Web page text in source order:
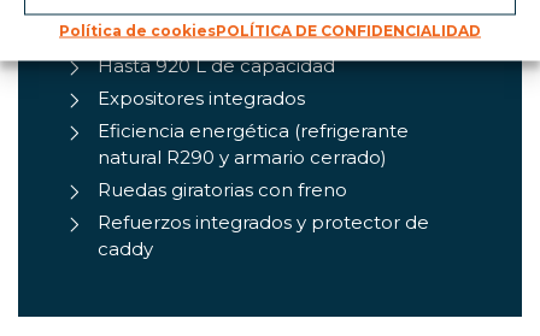
Política de cookiesPOLÍTICA DE CONFIDENCIALIDAD
Disponible en varios tamaños y colores
Hasta 920 L de capacidad
Expositores integrados
Eficiencia energética (refrigerante
natural R290 y armario cerrado)
Ruedas giratorias con freno
Refuerzos integrados y protector de
caddy